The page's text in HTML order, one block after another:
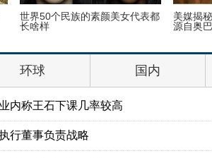
型，她艳压
刘涛蜡像揭幕 “霓凰郡主”造型简
环球 国内
内称王石下课几率较高
行董事负责战略